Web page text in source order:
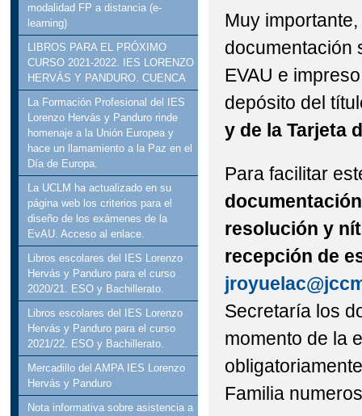
modalidad FP a distancia (e-
learning)
LIBROS PARA EL PRÓXIMO
CURSO 2021-2022. IES LORENZO
HERVÁS Y PANDURO. CUENCA
La Formación Profesional del IES
Lorenzo Hervás y Panduro rinde
homenaje a la Unión Europea y
hace un llamamiento a la Paz en el
Día de Europa.
La UCLM ha actualizado en su
página web los criterios para el
diseño de los exámenes de la
EvAU. Acceso al enlace.
Libros escolares del IES Lorenzo
Hervás y Panduro para el curso
2020/21. ESO y Bachillerato.
Libros escolares del IES Lorenzo
Hervás y Panduro para el curso
2021/22. ESO y Bachillerato.
Mercadillo del AMPA IES Lorenzo
Hervás y Panduro
Nota informativa sobre asistencia a
Muy
documentación
EVAU e
depósito del
y de la Tarjeta
Para facilitar
resolución y
recepción de
Secretaría los
momento de la
Familia